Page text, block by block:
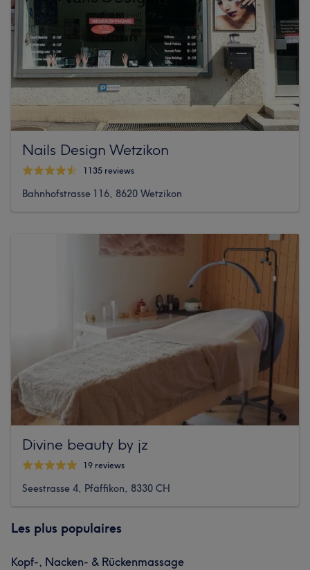
Nails Design Wetzikon
1135 reviews
Bahnhofstrasse 116, 8620 Wetzikon
Divine beauty by jz
19 reviews
Seestrasse 4, Pfäffikon, 8330 CH
Les plus populaires
Kopf-, Nacken- & Rückenmassage